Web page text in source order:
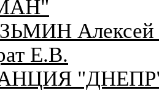
Алексей
Е.В.